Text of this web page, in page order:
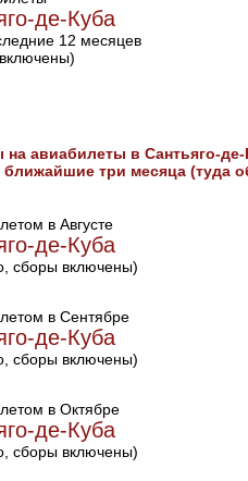
де-Куба
12 месяцев
авиабилеты в Сантьяго-де-
три месяца (туда
в Августе
де-Куба
сборы включены)
в Сентябре
де-Куба
сборы включены)
в Октябре
де-Куба
сборы включены)